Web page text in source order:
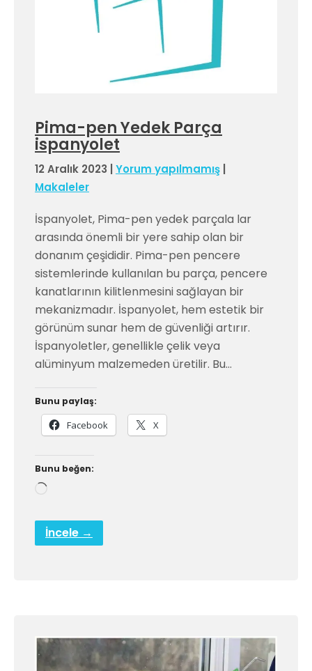
Pima-pen Yedek Parça
ispanyolet
12 Aralık 2023 | Yorum yapılmamış |
Makaleler
İspanyolet, Pima-pen yedek parçala lar
arasında önemli bir yere sahip olan bir
donanım çeşididir. Pima-pen pencere
sistemlerinde kullanılan bu parça, pencere
kanatlarının kilitlenmesini sağlayan bir
mekanizmadır. İspanyolet, hem estetik bir
görünüm sunar hem de güvenliği artırır.
İspanyoletler, genellikle çelik veya
alüminyum malzemeden üretilir. Bu…
Bunu paylaş:
Facebook X
Bunu beğen:
Yükleniyor...
İncele →